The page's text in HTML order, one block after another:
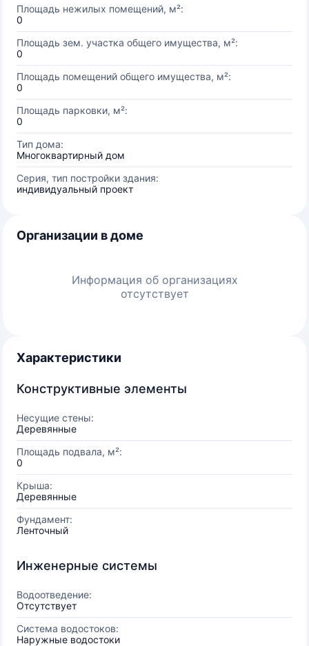
Площадь нежилых помещений, м²:
0
Площадь зем. участка общего имущества, м²:
0
Площадь помещений общего имущества, м²:
0
Площадь парковки, м²:
0
Тип дома:
Многоквартирный дом
Серия, тип постройки здания:
индивидуальный проект
Организации в доме
Информация об организациях
отсутствует
Характеристики
Конструктивные элементы
Несущие стены:
Деревянные
Площадь подвала, м²:
0
Крыша:
Деревянные
Фундамент:
Ленточный
Инженерные системы
Водоотведение:
Отсутствует
Система водостоков:
Наружные водостоки